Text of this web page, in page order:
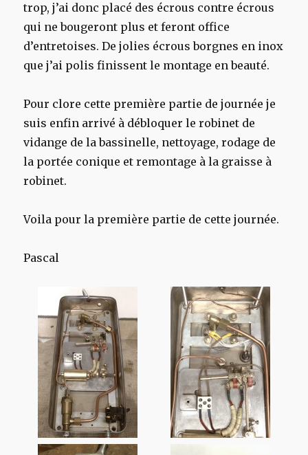
trop, j’ai donc placé des écrous contre écrous
qui ne bougeront plus et feront office
d’entretoises. De jolies écrous borgnes en inox
que j’ai polis finissent le montage en beauté.
Pour clore cette première partie de journée je
suis enfin arrivé à débloquer le robinet de
vidange de la bassinelle, nettoyage, rodage de
la portée conique et remontage à la graisse à
robinet.
Voila pour la première partie de cette journée.
Pascal